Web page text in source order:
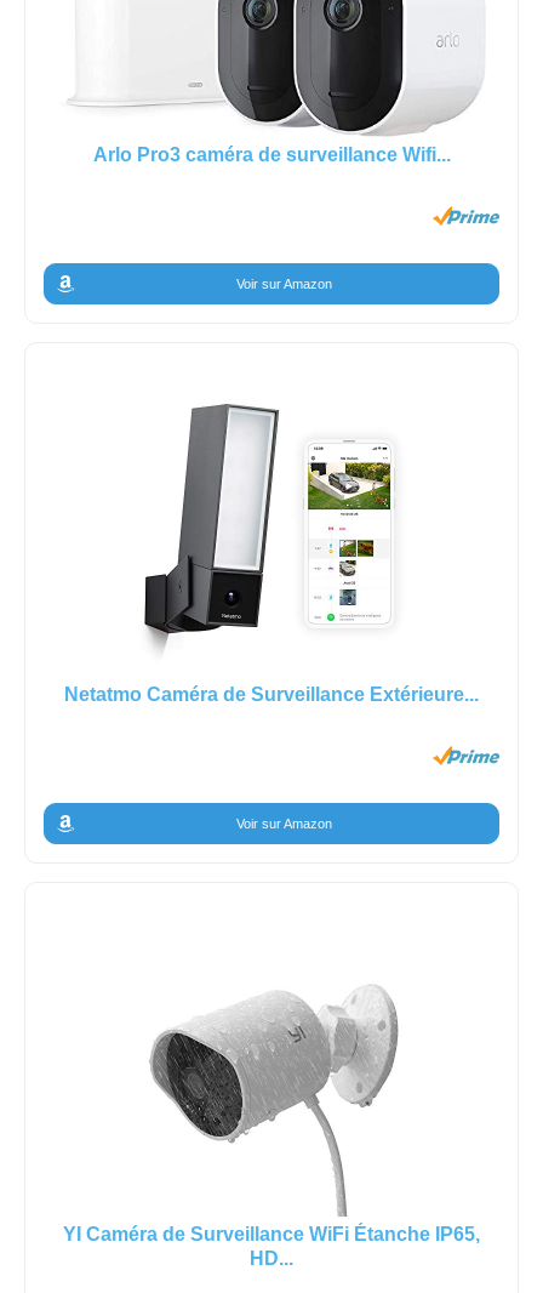
Arlo Pro3 caméra de surveillance Wifi...
Voir sur Amazon
Netatmo Caméra de Surveillance Extérieure...
Voir sur Amazon
YI Caméra de Surveillance WiFi Étanche IP65,
HD...